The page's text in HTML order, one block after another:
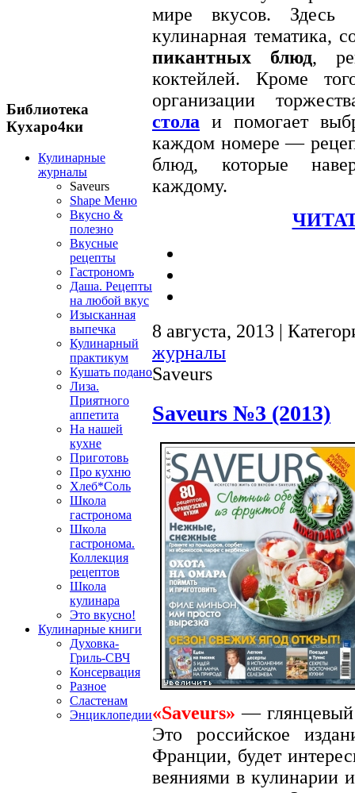
Библиотека
Кухаро4ки
Кулинарные
журналы
Saveurs
Shape Меню
Вкусно &
полезно
Вкусные
рецепты
Гастрономъ
Даша. Рецепты
на любой вкус
Изысканная
выпечка
Кулинарный
практикум
Кушать подано
Лиза.
Приятного
аппетита
На нашей
кухне
Приготовь
Про кухню
Хлеб*Соль
Школа
гастронома
Школа
гастронома.
Коллекция
рецептов
Школа
кулинара
Это вкусно!
Кулинарные книги
Духовка-
Гриль-СВЧ
Консервация
Разное
Сластенам
Энциклопедии
мире вкусов. Здесь
кулинарная тематика,
пикантных блюд,
коктейлей. Кроме
организации
стола и помогает
каждом номере —
блюд, которые
каждому.
8 августа, 2013 |
журналы
Saveurs
Saveurs №3 (2013)
«Saveurs» —
Это российское
Франции, будет
веяниями в кулинарии